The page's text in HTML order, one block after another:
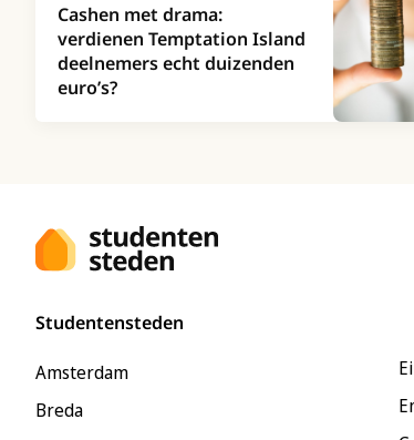
Cashen met drama:
verdienen Temptation Island
deelnemers echt duizenden
euro’s?
Studentensteden
Amsterdam
Breda